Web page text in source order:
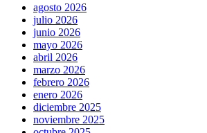
agosto 2026
julio 2026
junio 2026
mayo 2026
abril 2026
marzo 2026
febrero 2026
enero 2026
diciembre 2025
noviembre 2025